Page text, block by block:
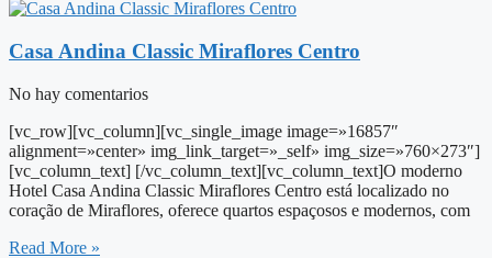
Casa Andina Classic Miraflores Centro
No hay comentarios
[vc_row][vc_column][vc_single_image image=»16857″
alignment=»center» img_link_target=»_self» img_size=»760×273″]
[vc_column_text] [/vc_column_text][vc_column_text]O moderno
Hotel Casa Andina Classic Miraflores Centro está localizado no
coração de Miraflores, oferece quartos espaçosos e modernos, com
Read More »